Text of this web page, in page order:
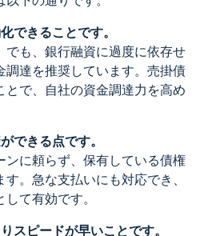
できることです。
でも、銀行融資に過度に依存せ
調達を推奨しています。売掛債
とで、自社の資金調達力を高め
できる点です。
ンに頼らず、保有している債権
。急な支払いにも対応でき、
て有効です。
スピードが早いことです。